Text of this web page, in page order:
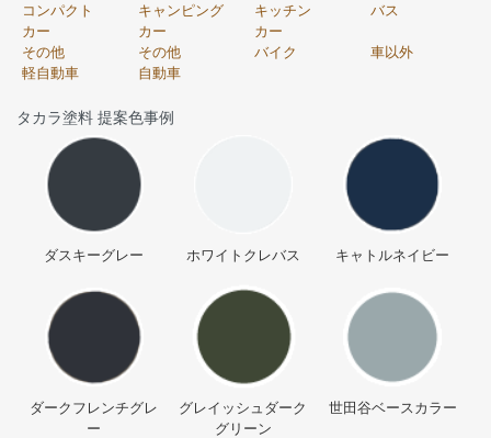
コンパクト
カー
キャンピング
カー
キッチン
カー
バス
その他
軽自動車
その他
自動車
バイク 車以外
タカラ塗料 提案色事例
ダスキーグレー ホワイトクレバス キャトルネイビー
ダークフレンチグレ
ー
グレイッシュダーク
グリーン
世田谷ベースカラー